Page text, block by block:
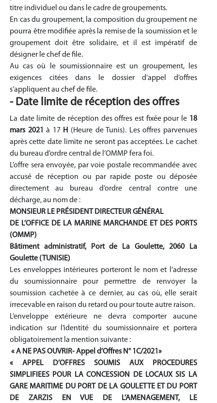
titre individuel ou dans le cadre de groupements.
En cas du groupement, la composition du groupement ne
pourra être modifiée après la remise de la soumission et le
groupement doit être solidaire, et il est impératif de
désigner le chef de file.
Au cas où le soumissionnaire est un groupement, les
exigences citées dans le dossier d’appel d’offres
s’appliquent au chef de file.
- Date limite de réception des offres
La date limite de réception des offres est fixée pour le 18
mars 2021à 17H (Heure de Tunis). Les offres parvenues
après cette date limite ne seront pas acceptées. Le cachet
du bureau d’ordre central de l’OMMP fera foi.
L’offre sera envoyée, par voie postale recommandée avec
accusé de réception ou par rapide poste ou déposée
directement au bureau d’ordre central contre une
décharge, au nom de :
MONSIEUR LE PRÉSIDENT DIRECTEUR GÉNÉRAL
DE L’OFFICE DE LA MARINE MARCHANDE ET DES PORTS
(OMMP)
Bâtiment administratif, Port de La Goulette, 2060 La
Goulette (TUNISIE)
Les enveloppes intérieures porteront le nom et l’adresse
du soumissionnaire pour permettre de renvoyer la
soumission cachetée à ce dernier, au cas où, elle serait
irrecevable en raison du retard ou pour toute autre raison.
L’enveloppe extérieure ne devra comporter aucune
indication sur l’identité du soumissionnaire et portera
obligatoirement la mention suivante :
« A NE PAS OUVRIR- Appel d’Offres N° 1C/2021»
« APPEL D’OFFRESSOUMIS AUX PROCEDURES
SIMPLIFIEES POUR LA CONCESSION DE LOCAUX SIS LA
GARE MARITIME DU PORT DE LA GOULETTE ET DU PORT
DE ZARZIS EN VUE DE L’AMENAGEMENT, LE